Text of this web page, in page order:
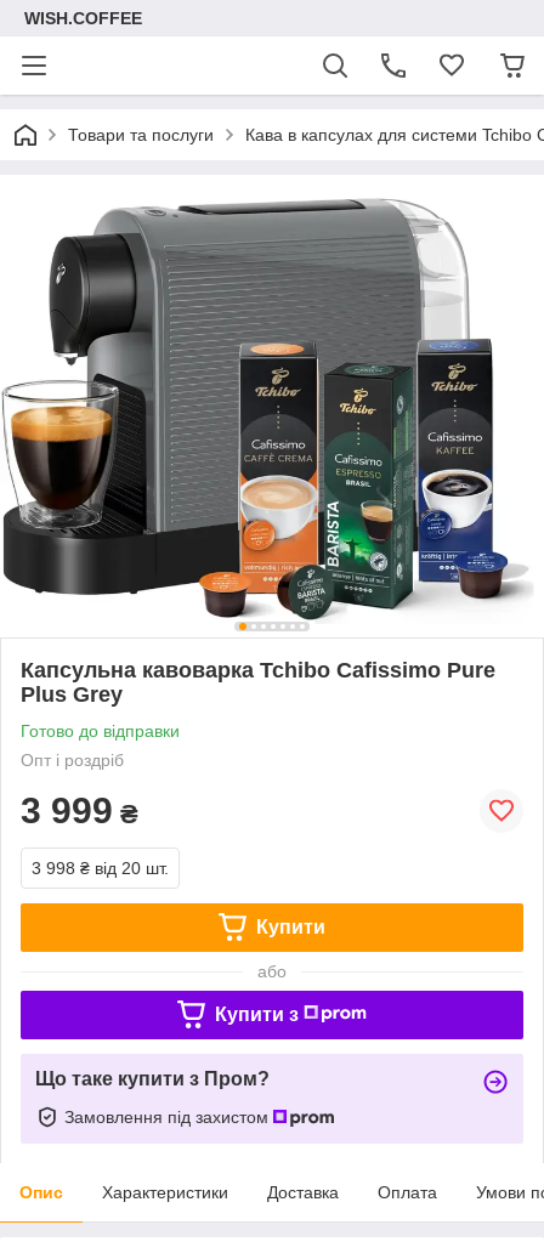
WISH.COFFEE
Товари та послуги Кава в капсулах для системи Tchibo
Капсульна кавоварка Tchibo Cafissimo Pure
Plus Grey
Готово до відправки
Опт і роздріб
3 999 ₴
3 998 ₴ від 20 шт.
Купити
або
Купити з
Що таке купити з Пром?
Замовлення під захистом
Опис Характеристики Доставка Оплата Умови